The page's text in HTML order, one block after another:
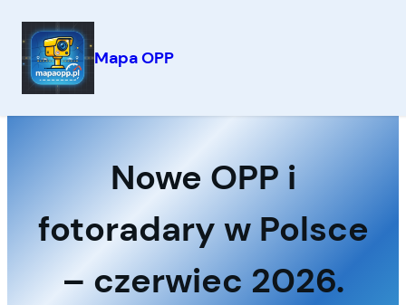
Przejdź
Mapa OPP
Nowe OPP i
fotoradary w Polsce
– czerwiec 2026.